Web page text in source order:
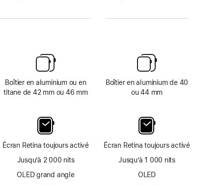
Boîtier en aluminium ou en
titane de 42 mm ou 46 mm
Écran Retina toujours activé
Jusqu’à 2 000 nits
OLED grand angle
Boîtier en aluminium de 40
ou 44 mm
Écran Retina toujours activé
Jusqu’à 1 000 nits
OLED